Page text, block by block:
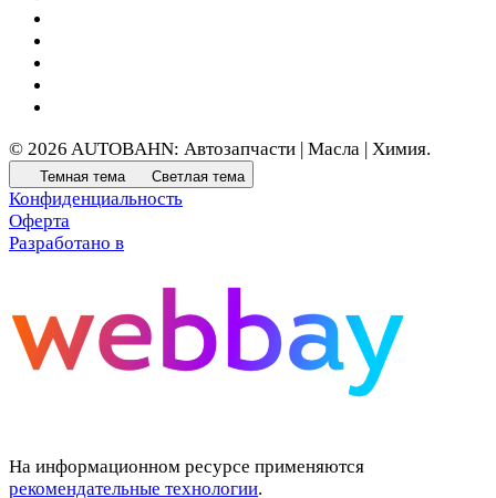
© 2026 AUTOBAHN: Автозапчасти | Масла | Химия.
Темная тема Светлая тема
Конфиденциальность
Оферта
Разработано в
На информационном ресурсе применяются
рекомендательные технологии.